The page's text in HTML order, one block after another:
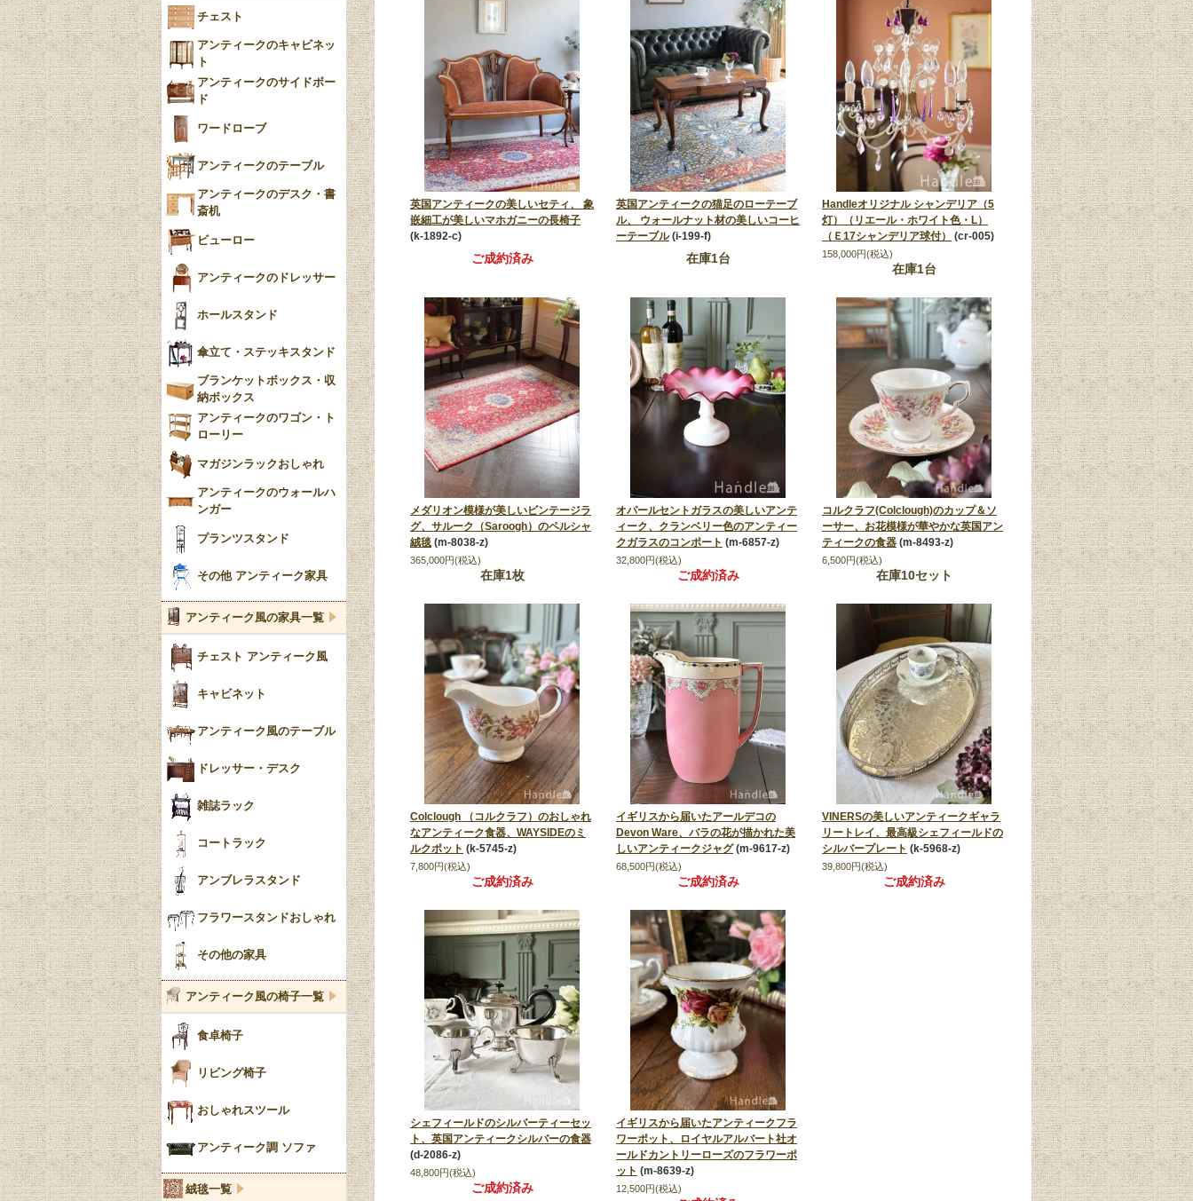
英国アンティークの美しいセティ、 象
嵌細工が美しいマホガニーの長椅子
(k-1892-c)
ご成約済み
英国アンティークの猫足のローテーブ
ル、 ウォールナット材の美しいコーヒ
ーテーブル (i-199-f)
在庫1台
Handleオリジナル シャンデリア（5
灯）（リエール・ホワイト色・L）
（Ｅ17シャンデリア球付）
(cr-005)
158,000円(税込)
在庫1台
メダリオン模様が美しいビンテージラ
グ、サルーク（Saroogh）のペルシャ
絨毯 (m-8038-z)
365,000円(税込)
在庫1枚
オパールセントガラスの美しいアンテ
ィーク、クランベリー色のアンティー
クガラスのコンポート (m-6857-z)
32,800円(税込)
ご成約済み
コルクラフ(Colclough)のカップ＆ソ
ーサー、お花模様が華やかな英国アン
ティークの食器 (m-8493-z)
6,500円(税込)
在庫10セット
Colclough （コルクラフ）のおしゃれ
なアンティーク食器、WAYSIDEのミ
ルクポット (k-5745-z)
7,800円(税込)
ご成約済み
イギリスから届いたアールデコの
Devon Ware、バラの花が描かれた美
しいアンティークジャグ (m-9617-z)
68,500円(税込)
ご成約済み
VINERSの美しいアンティークギャラ
リートレイ、最高級シェフィールドの
シルバープレート (k-5968-z)
39,800円(税込)
ご成約済み
シェフィールドのシルバーティーセッ
ト、英国アンティークシルバーの食器
(d-2086-z)
48,800円(税込)
ご成約済み
イギリスから届いたアンティークフラ
ワーポット、ロイヤルアルバート社オ
ールドカントリーローズのフラワーポ
ット (m-8639-z)
12,500円(税込)
Blue）
YUAN
チンツ
クリノリン
チェスト
アンティークのキャビネッ
ト
アンティークのサイドボー
ド
ワードローブ
アンティークのテーブル
アンティークのデスク・書
斎机
ビューロー
アンティークのドレッサー
ホールスタンド
傘立て・ステッキスタンド
ブランケットボックス・収
納ボックス
アンティークのワゴン・ト
ローリー
マガジンラックおしゃれ
アンティークのウォールハ
ンガー
プランツスタンド
その他 アンティーク家具
アンティーク風の家具一覧
チェスト アンティーク風
キャビネット
アンティーク風のテーブル
ドレッサー・デスク
雑誌ラック
コートラック
アンブレラスタンド
フラワースタンドおしゃれ
その他の家具
アンティーク風の椅子一覧
食卓椅子
リビング椅子
おしゃれスツール
アンティーク調 ソファ
絨毯一覧